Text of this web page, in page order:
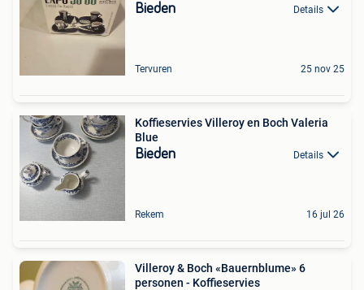
Bieden Details
Tervuren 25 nov 25
Koffieservies Villeroy en Boch Valeria
Blue
Bieden Details
Rekem 16 jul 26
Villeroy & Boch «Bauernblume» 6
personen - Koffieservies